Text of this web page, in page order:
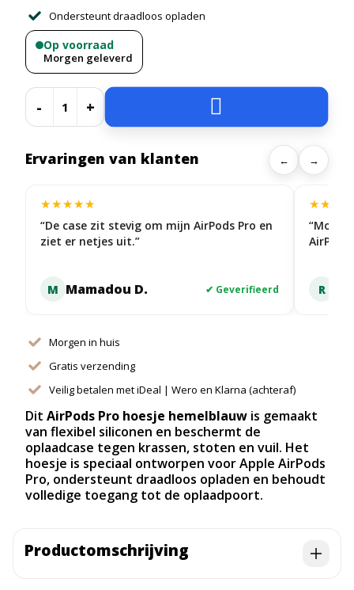
Ondersteunt draadloos opladen
Op voorraad
Morgen geleverd
- + 
Ervaringen van klanten ← →
★★★★★
“De case zit stevig om mijn AirPods Pro en
ziet er netjes uit.”
M Mamadou D. ✔ Geverifieerd
★★
“Mooi
R
Morgen in huis
Gratis verzending
Veilig betalen met iDeal | Wero en Klarna (achteraf)
Dit AirPods Pro hoesje hemelblauw is gemaakt
van flexibel siliconen en beschermt de
oplaadcase tegen krassen, stoten en vuil. Het
hoesje is speciaal ontworpen voor Apple AirPods
Pro, ondersteunt draadloos opladen en behoudt
volledige toegang tot de oplaadpoort.
Productomschrijving